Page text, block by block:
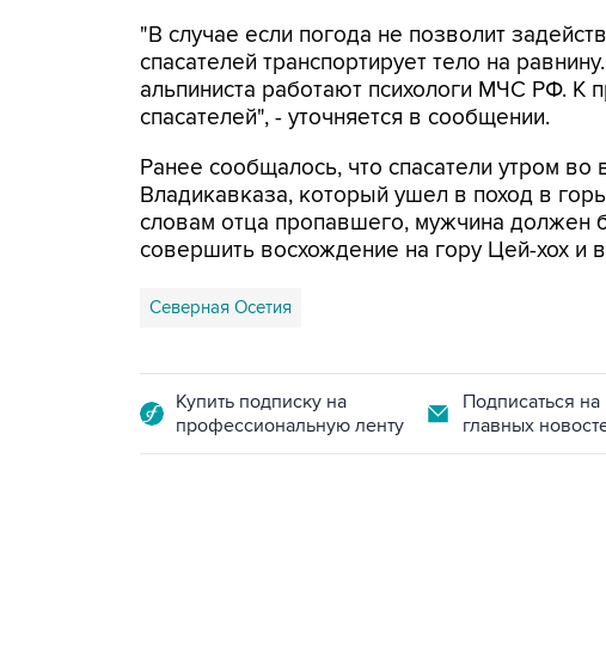
"В случае если погода не позволит
спасателей транспортирует тело на
альпиниста работают психологи МЧС РФ. К
спасателей", - уточняется в сообщении.
Ранее сообщалось, что спасатели утром во
Владикавказа, который ушел в поход в
словам отца пропавшего, мужчина должен
совершить восхождение на гору Цей-хох и
Северная Осетия
Купить подписку на
профессиональную ленту
Подписаться
главных